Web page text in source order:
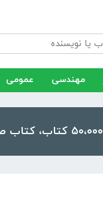
مهندسی عمومی